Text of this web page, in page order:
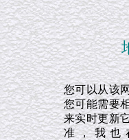
您可以从该
您可能需要
来实时更新
准，我也